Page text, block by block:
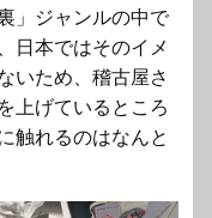
」ジャンルの中で
日本ではそのイメ
いため、稽古屋さ
上げているところ
触れるのはなんと